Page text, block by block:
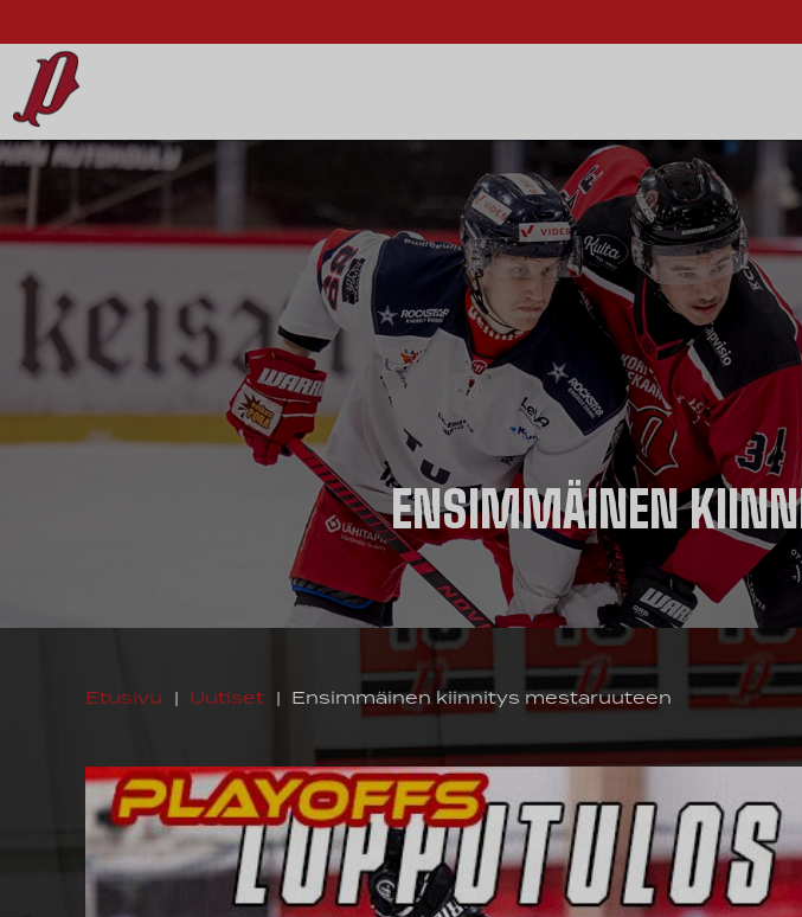
ENSIMMÄINEN
Etusivu | Uutiset | Ensimmäinen kiinnitys mestaruuteen